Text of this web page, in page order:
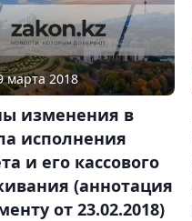
марта 2018
изменения в
исполнения
и его кассового
(аннотация
от 23.02.2018)